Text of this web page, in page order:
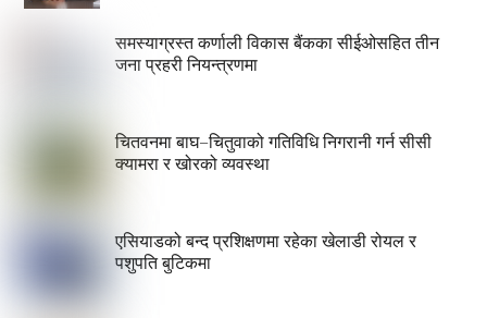
समस्याग्रस्त कर्णाली विकास बैंकका सीईओसहित तीन
जना प्रहरी नियन्त्रणमा
चितवनमा बाघ–चितुवाको गतिविधि निगरानी गर्न सीसी
क्यामरा र खोरको व्यवस्था
एसियाडको बन्द प्रशिक्षणमा रहेका खेलाडी रोयल र
पशुपति बुटिकमा